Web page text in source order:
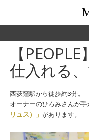
content
【
仕入れる
西荻窪駅から徒歩約3分。
オーナーのひろみさんが
リュス）」 があります。